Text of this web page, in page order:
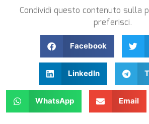
Condividi questo contenuto sulla
preferisci.
Facebook
LinkedIn
WhatsApp Email